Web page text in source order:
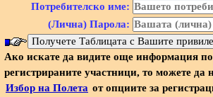
Потребителско име:
(Лична) Парола:
Ако искате да видите още информация
регистрираните участници, то можете да
Избор на Полета от опциите за